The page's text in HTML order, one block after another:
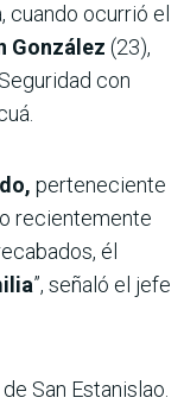
cuando ocurrió el
González (23),
con
perteneciente
recientemente
él
”, señaló el jefe
San Estanislao.